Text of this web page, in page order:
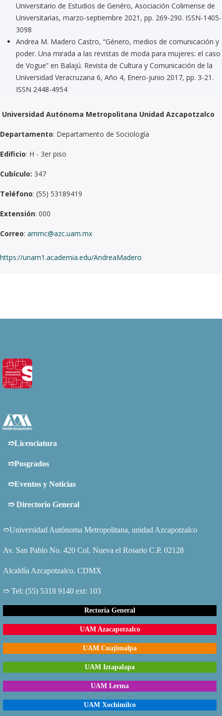
Universitario de Estudios de Genéro, Asociación Colimense de
Universitarias, marzo-septiembre 2021, pp. 269-290. ISSN-1405-
3098
Andrea M. Madero Castro, “Género, medios de comunicación y
poder. Una mirada a las revistas de moda para mujeres: el caso
de Vogue” en Balajú. Revista de Cultura y Comunicación de la
Universidad Veracruzana 6, Año 4, Enero-junio 2017, pp. 3-21.
ISSN 2448-4954
Universidad Autónoma Metropolitana Unidad Azcapotzalco
Departamento: Departamento de Sociología
Edificio: H - 3er piso
Cubículo: 347
Teléfono: (55) 53189419
Extensión: 000
Correo: ammc@azc.uam.mx
https://unam1.academia.edu/AndreaMadero
➱Licenciatura
➱Posgrados
➱Eventos y Noticias
➱Directorio General
➱Universidad Autónoma Metropolitana, unidad Azcapotzalco
Av. San Pablo No. 420 Col. Nueva el Rosario C.P. 02128
Alcaldía Azcapotzalco, CDMX
➱ Tel: (55) 5318 9140 ext: 103
Rectoría General
UAM Azacapotzalco
UAM Cuajimalpa
UAM Iztapalapa
UAM Lerma
UAM Xochimilco